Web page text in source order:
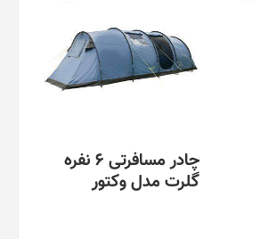
چادر مسافرتی 6 نفره
گلرت مدل وکتور